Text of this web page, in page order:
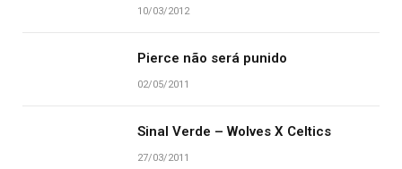
10/03/2012
Pierce não será punido
02/05/2011
Sinal Verde – Wolves X Celtics
27/03/2011